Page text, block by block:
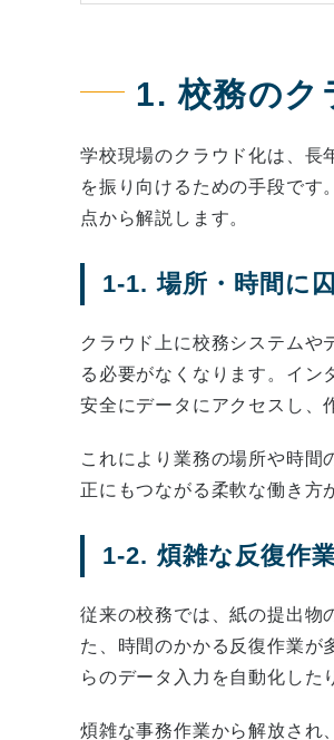
1. 校務のク
学校現場のクラウド化は、長
を振り向けるための手段です
点から解説します。
1-1. 場所・時間に
クラウド上に校務システムや
る必要がなくなります。イン
安全にデータにアクセスし、
これにより業務の場所や時間
正にもつながる柔軟な働き方
1-2. 煩雑な反復作
従来の校務では、紙の提出物
た、時間のかかる反復作業が
らのデータ入力を自動化した
煩雑な事務作業から解放され